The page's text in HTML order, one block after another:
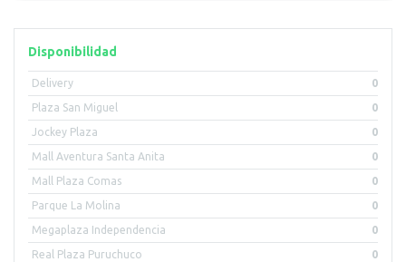
Disponibilidad
Delivery 0
Plaza San Miguel 0
Jockey Plaza 0
Mall Aventura Santa Anita 0
Mall Plaza Comas 0
Parque La Molina 0
Megaplaza Independencia 0
Real Plaza Puruchuco 0